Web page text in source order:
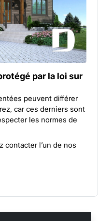
par la loi sur
peuvent différer
car ces derniers sont
les normes de
l’un de nos